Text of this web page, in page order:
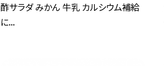
酢サラダ みかん 牛乳 カルシウム補給
に...